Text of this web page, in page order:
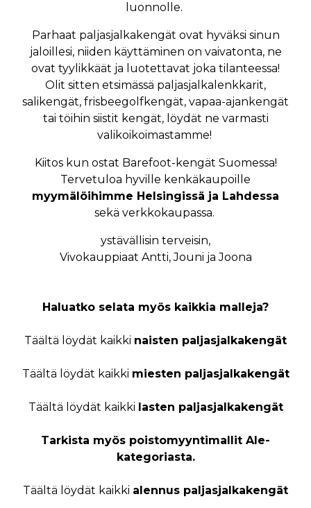
luonnolle.
Parhaat paljasjalkakengät ovat hyväksi sinun
jaloillesi, niiden käyttäminen on vaivatonta, ne
ovat tyylikkäät ja luotettavat joka tilanteessa!
Olit sitten etsimässä paljasjalkalenkkarit,
salikengät, frisbeegolfkengät, vapaa-ajankengät
tai töihin siistit kengät, löydät ne varmasti
valikoikoimastamme!
Kiitos kun ostat Barefoot-kengät Suomessa!
Tervetuloa hyville kenkäkaupoille
myymälöihimme Helsingissä ja Lahdessa
sekä verkkokaupassa.
ystävällisin terveisin,
Vivokauppiaat Antti, Jouni ja Joona
Haluatko selata myös kaikkia malleja?
Täältä löydät kaikki naisten paljasjalkakengät
Täältä löydät kaikki miesten paljasjalkakengät
Täältä löydät kaikki lasten paljasjalkakengät
Tarkista myös poistomyyntimallit Ale-
kategoriasta.
Täältä löydät kaikki alennus paljasjalkakengät